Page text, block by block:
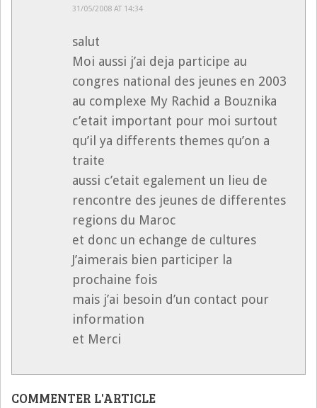
31/05/2008 AT 14:34
salut
Moi aussi j’ai deja participe au
congres national des jeunes en 2003
au complexe My Rachid a Bouznika
c’etait important pour moi surtout
qu’il ya differents themes qu’on a
traite
aussi c’etait egalement un lieu de
rencontre des jeunes de differentes
regions du Maroc
et donc un echange de cultures
J’aimerais bien participer la
prochaine fois
mais j’ai besoin d’un contact pour
information
et Merci
COMMENTER L'ARTICLE